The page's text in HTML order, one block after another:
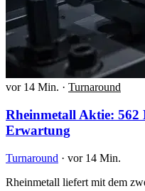
vor 14 Min. · Turnaround
Rheinmetall Aktie:
Erwartung
Turnaround · vor 14 Min.
Rheinmetall liefert mit dem